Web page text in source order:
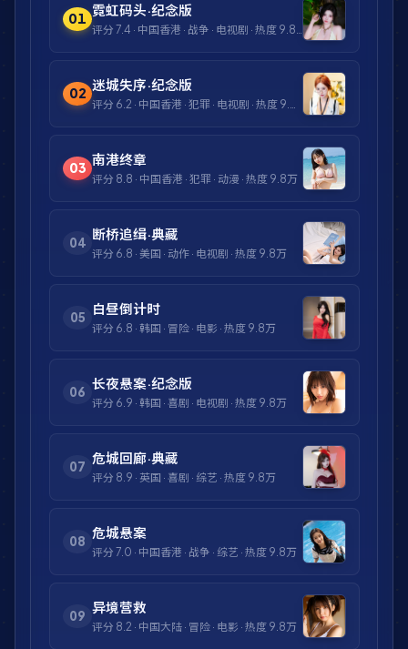
01
霓虹码头·纪念版
评分 7.4 · 中国香港 · 战争 · 电视剧 · 热度 9.8万
02
迷城失序·纪念版
评分 6.2 · 中国香港 · 犯罪 · 电视剧 · 热度 9.8万
03
南港终章
评分 8.8 · 中国香港 · 犯罪 · 动漫 · 热度 9.8万
04
断桥追缉·典藏
评分 6.8 · 美国 · 动作 · 电视剧 · 热度 9.8万
05
白昼倒计时
评分 6.8 · 韩国 · 冒险 · 电影 · 热度 9.8万
06
长夜悬案·纪念版
评分 6.9 · 韩国 · 喜剧 · 电视剧 · 热度 9.8万
07
危城回廊·典藏
评分 8.9 · 英国 · 喜剧 · 综艺 · 热度 9.8万
08
危城悬案
评分 7.0 · 中国香港 · 战争 · 综艺 · 热度 9.8万
09
异境营救
评分 8.2 · 中国大陆 · 冒险 · 电影 · 热度 9.8万